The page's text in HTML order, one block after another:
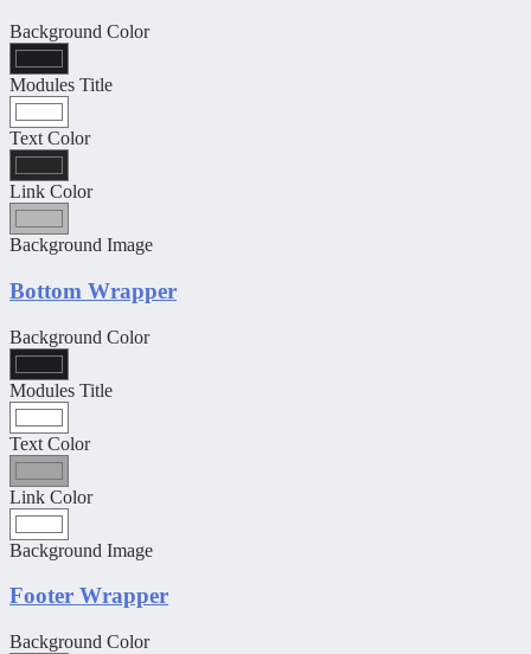
Background Color
Modules Title
Text Color
Link Color
Background Image
Bottom Wrapper
Background Color
Modules Title
Text Color
Link Color
Background Image
Footer Wrapper
Background Color